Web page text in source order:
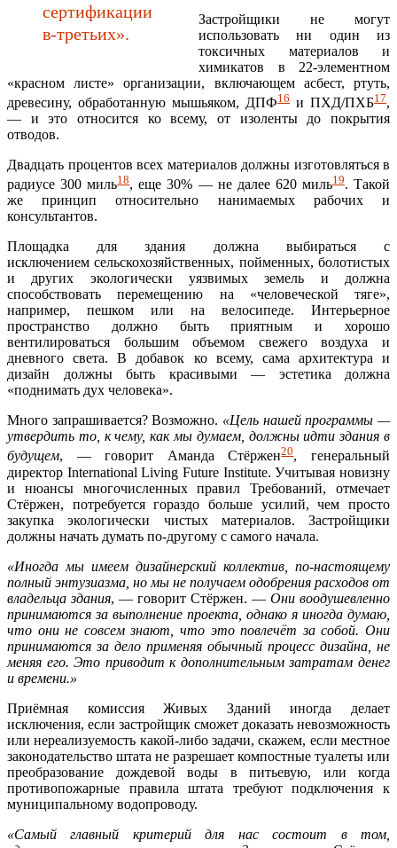
сертификации
в-третьих».
Застройщики не могут
использовать ни один из
токсичных материалов и
химикатов в 22-элементном
«красном листе» организации, включающем асбест, ртуть,
древесину, обработанную мышьяком, ДПФ16 и ПХД/ПХБ17,
— и это относится ко всему, от изоленты до покрытия
отводов.
Двадцать процентов всех материалов должны изготовляться в
радиусе 300 миль18, еще 30% — не далее 620 миль19. Такой
же принцип относительно нанимаемых рабочих и
консультантов.
Площадка для здания должна выбираться с
исключением сельскохозяйственных, пойменных, болотистых
и других экологически уязвимых земель и должна
способствовать перемещению на «человеческой тяге»,
например, пешком или на велосипеде. Интерьерное
пространство должно быть приятным и хорошо
вентилироваться большим объемом свежего воздуха и
дневного света. В добавок ко всему, сама архитектура и
дизайн должны быть красивыми — эстетика должна
«поднимать дух человека».
Много запрашивается? Возможно. «Цель нашей программы —
утвердить то, к чему, как мы думаем, должны идти здания в
будущем, — говорит Аманда Стёржен20, генеральный
директор International Living Future Institute. Учитывая новизну
и нюансы многочисленных правил Требований, отмечает
Стёржен, потребуется гораздо больше усилий, чем просто
закупка экологически чистых материалов. Застройщики
должны начать думать по-другому с самого начала.
«Иногда мы имеем дизайнерский коллектив, по-настоящему
полный энтузиазма, но мы не получаем одобрения расходов от
владельца здания, — говорит Стёржен. — Они воодушевленно
принимаются за выполнение проекта, однако я иногда думаю,
что они не совсем знают, что это повлечёт за собой. Они
принимаются за дело применяя обычный процесс дизайна, не
меняя его. Это приводит к дополнительным затратам денег
и времени.»
Приёмная комиссия Живых Зданий иногда делает
исключения, если застройщик сможет доказать невозможность
или нереализуемость какой-либо задачи, скажем, если местное
законодательство штата не разрешает компостные туалеты или
преобразование дождевой воды в питьевую, или когда
противопожарные правила штата требуют подключения к
муниципальному водопроводу.
«Самый главный критерий для нас состоит в том,